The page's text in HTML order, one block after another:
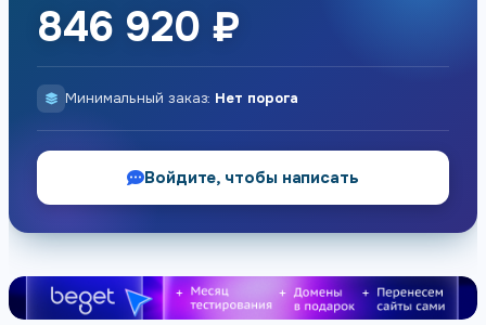
846 920 ₽
Минимальный заказ: Нет порога
Войдите, чтобы написать